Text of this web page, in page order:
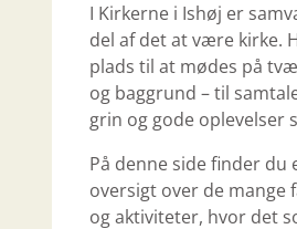
I Kirkerne i Ishøj er
del af det at være kirke.
plads til at mødes på
og baggrund – til
grin og gode oplevelser
På denne side finder du
oversigt over de mange
og aktiviteter, hvor det